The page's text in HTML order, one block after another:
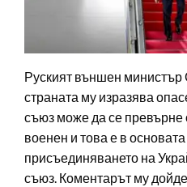
Руският външен министър
страната му изразява
съюз може да се превърне
военен и това е в
присъединяването на
съюз. Коментарът му